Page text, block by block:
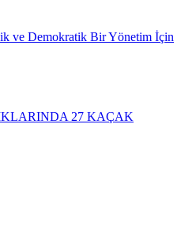
ve Demokratik Bir Yönetim İçin
27 KAÇAK